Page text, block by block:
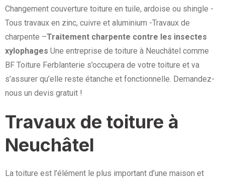
Changement couverture toiture en tuile, ardoise ou shingle -
Tous travaux en zinc, cuivre et aluminium -Travaux de
charpente –Traitement charpente contre les insectes
xylophages Une entreprise de toiture à Neuchâtel comme
BF Toiture Ferblanterie s’occupera de votre toiture et va
s’assurer qu’elle reste étanche et fonctionnelle. Demandez-
nous un devis gratuit !
Travaux de toiture à
Neuchâtel
La toiture est l’élément le plus important d’une maison et